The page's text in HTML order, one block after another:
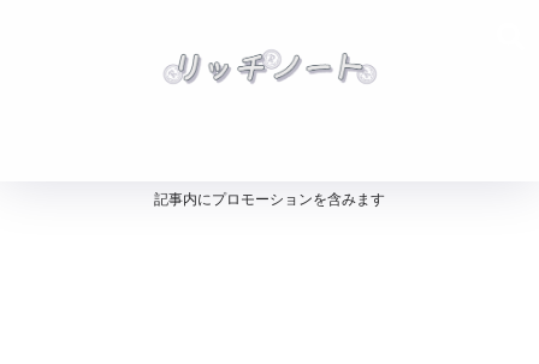
記事内にプロモーションを含みます